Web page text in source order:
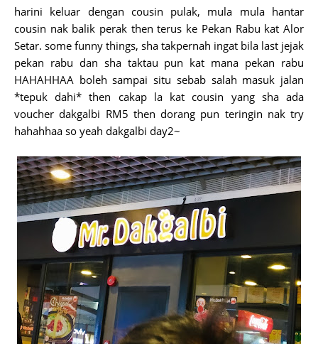
harini keluar dengan cousin pulak, mula mula hantar
cousin nak balik perak then terus ke Pekan Rabu kat Alor
Setar. some funny things, sha takpernah ingat bila last jejak
pekan rabu dan sha taktau pun kat mana pekan rabu
HAHAHHAA boleh sampai situ sebab salah masuk jalan
*tepuk dahi* then cakap la kat cousin yang sha ada
voucher dakgalbi RM5 then dorang pun teringin nak try
hahahhaa so yeah dakgalbi day2~